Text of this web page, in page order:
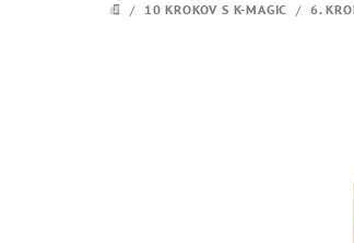
DOMOV
/ 10 KROKOV S K-MAGIC / 6.